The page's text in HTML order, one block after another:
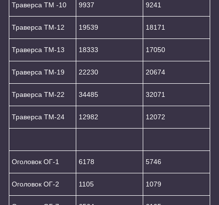
Траверса ТМ -10 9937 9241
Траверса ТМ-12 19539 18171
Траверса ТМ-13 18333 17050
Траверса ТМ-19 22230 20674
Траверса ТМ-22 34485 32071
Траверса ТМ-24 12982 12072
Оголовок ОГ-1 6178 5746
Оголовок ОГ-2 1105 1079